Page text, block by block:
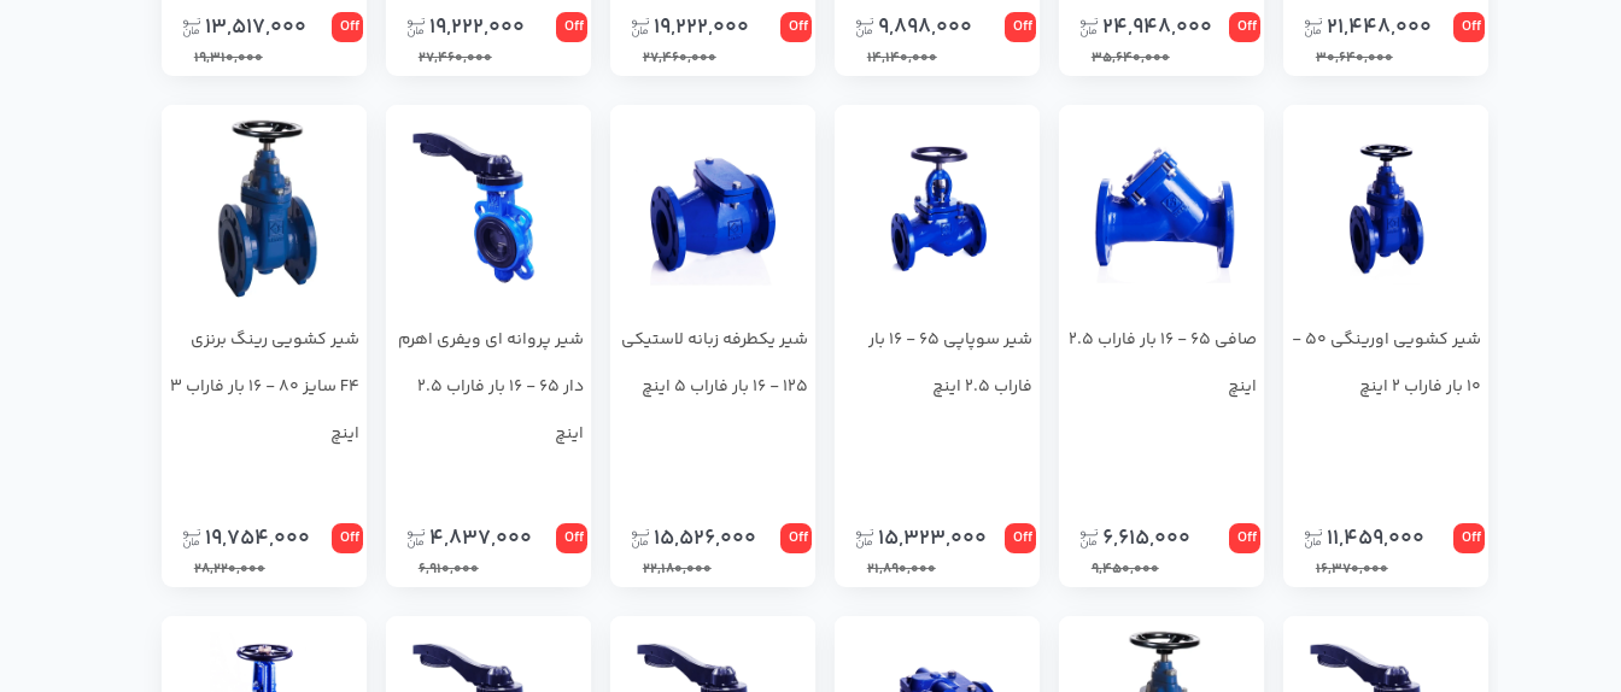
Off
21,448,000
30,640,000
Off
24,948,000
35,640,000
Off
9,898,000
14,140,000
Off
19,222,000
27,460,000
Off
19,222,000
27,460,000
Off
13,517,000
19,310,000
شير كشويي اورينگي 50 -
10 بار فاراب 2 اینچ
Off
11,459,000
16,370,000
صافی 65 - 16 بار فاراب 2.5
اینچ
Off
6,615,000
9,450,000
شیر سوپاپی 65 - 16 بار
فاراب 2.5 اینچ
Off
15,323,000
21,890,000
شیر یکطرفه زبانه لاستیکی
125 - 16 بار فاراب 5 اینچ
Off
15,526,000
22,180,000
شير پروانه اي ويفري اهرم
دار 65 - 16 بار فاراب 2.5
اینچ
Off
4,837,000
6,910,000
شیر کشویی رینگ برنزی
F4 سایز 80 - 16 بار فاراب 3
اینچ
Off
19,754,000
28,220,000